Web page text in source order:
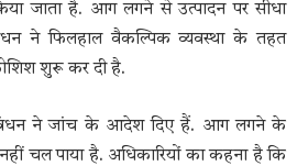
जाता है. आग लगने से उत्पादन पर सीधा
ने फिलहाल वैकल्पिक व्यवस्था के तहत
शुरू कर दी है.
ने जांच के आदेश दिए हैं. आग लगने के
चल पाया है. अधिकारियों का कहना है कि